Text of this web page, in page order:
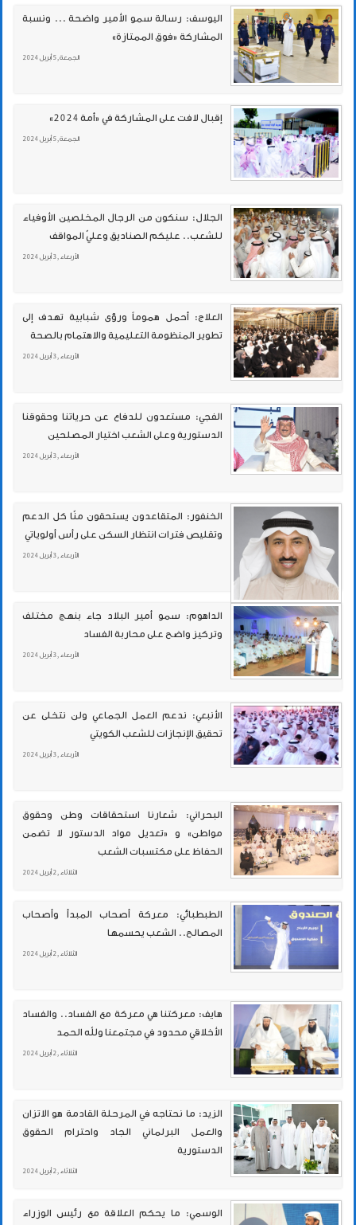
اليوسف: رسالة سمو الأمير واضحة ... ونسبة
المشاركة «فوق الممتازة»
الجمعة , 5 أبريل 2024
إقبال لافت على المشاركة في «أمة 2024»
الجمعة , 5 أبريل 2024
الجلال: سنكون من الرجال المخلصين الأوفياء
للشعب.. عليكم الصناديق وعليّ المواقف
الأربعاء , 3 أبريل 2024
العلاج: أحمل هموماً ورؤى شبابية تهدف إلى
تطوير المنظومة التعليمية والاهتمام بالصحة
الأربعاء , 3 أبريل 2024
الفجي: مستعدون للدفاع عن حرياتنا وحقوقنا
الدستورية وعلى الشعب اختيار المصلحين
الأربعاء , 3 أبريل 2024
الخنفور: المتقاعدون يستحقون منّا كل الدعم
وتقليص فترات انتظار السكن على رأس أولوياتي
الأربعاء , 3 أبريل 2024
الداهوم: سمو أمير البلاد جاء بنهج مختلف
وتركيز واضح على محاربة الفساد
الأربعاء , 3 أبريل 2024
الأنبعي: ندعم العمل الجماعي ولن نتخلى عن
تحقيق الإنجازات للشعب الكويتي
الأربعاء , 3 أبريل 2024
البحراني: شعارنا استحقاقات وطن وحقوق
مواطن» و «تعديل مواد الدستور لا تضمن
الحفاظ على مكتسبات الشعب
الثلاثاء , 2 أبريل 2024
الطبطبائي: معركة أصحاب المبدأ وأصحاب
المصالح.. الشعب يحسمها
الثلاثاء , 2 أبريل 2024
هايف: معركتنا هي معركة مع الفساد.. والفساد
الأخلاقي محدود في مجتمعنا ولله الحمد
الثلاثاء , 2 أبريل 2024
الزيد: ما نحتاجه في المرحلة القادمة هو الاتزان
والعمل البرلماني الجاد واحترام الحقوق
الدستورية
الثلاثاء , 2 أبريل 2024
الوسمي: ما يحكم العلاقة مع رئيس الوزراء